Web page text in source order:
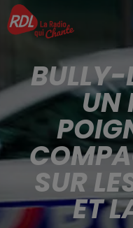
UN
SUR
ET